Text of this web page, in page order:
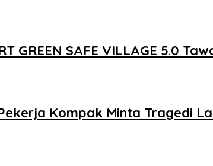
GREEN SAFE VILLAGE 5.0
Kompak Minta Tragedi